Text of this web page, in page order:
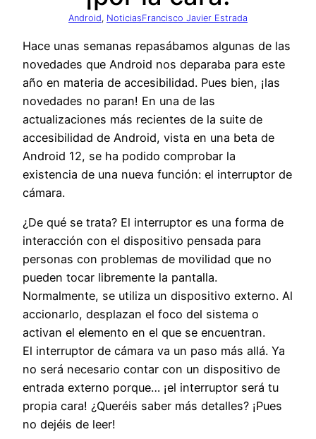
Android, NoticiasFrancisco Javier Estrada
Hace unas semanas repasábamos algunas de las
novedades que Android nos deparaba para este
año en materia de accesibilidad. Pues bien, ¡las
novedades no paran! En una de las
actualizaciones más recientes de la suite de
accesibilidad de Android, vista en una beta de
Android 12, se ha podido comprobar la
existencia de una nueva función: el interruptor de
cámara.
¿De qué se trata? El interruptor es una forma de
interacción con el dispositivo pensada para
personas con problemas de movilidad que no
pueden tocar libremente la pantalla.
Normalmente, se utiliza un dispositivo externo. Al
accionarlo, desplazan el foco del sistema o
activan el elemento en el que se encuentran.
El interruptor de cámara va un paso más allá. Ya
no será necesario contar con un dispositivo de
entrada externo porque… ¡el interruptor será tu
propia cara! ¿Queréis saber más detalles? ¡Pues
no dejéis de leer!